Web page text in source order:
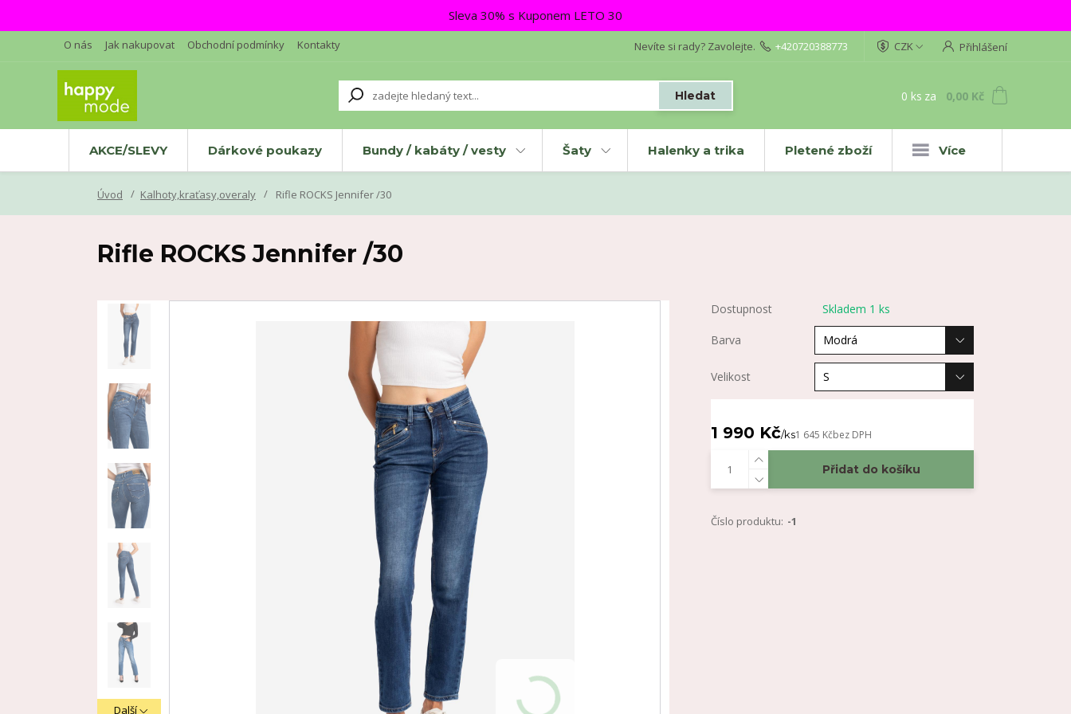
Sleva 30% s Kuponem LETO 30
O nás Jak nakupovat Obchodní podmínky Kontakty CZK Přihlášení
Hledat
Nevíte si rady? Zavolejte. +420720388773
0 ks za 0,00 Kč
AKCE/SLEVY Dárkové poukazy Bundy / kabáty / vesty Šaty Halenky a trika Pletené zboží Více
Úvod Kalhoty,kraťasy,overaly Rifle ROCKS Jennifer /30
Rifle ROCKS Jennifer /30
Další
Dostupnost Skladem 1 ks
Barva
Velikost
1 990 Kč/ks1 645 Kčbez DPH
Přidat do košíku
Číslo produktu: -1